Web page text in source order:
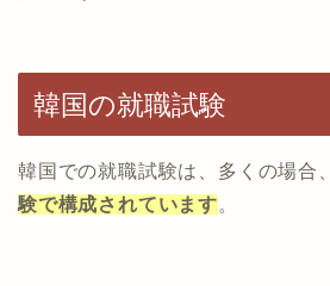
韓国の就職試験
韓国での就職試験は、多くの場合、
験で構成されています。